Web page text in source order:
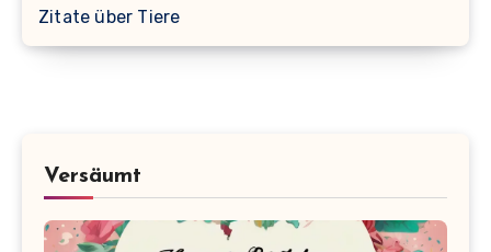
Zitate über Tiere
Versäumt